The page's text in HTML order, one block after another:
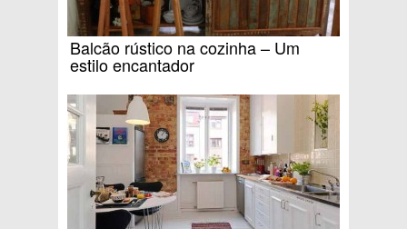
Balcão rústico na cozinha – Um
estilo encantador